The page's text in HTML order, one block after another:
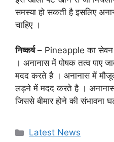
समस्या हो सकती है इसलिए
चाहिए ।
निष्कर्ष– Pineapple का सेवन
। अनानास में पोषक तत्व पाए
मदद करते है । अनानास में मौजूद
लड़ने में मदद करते है । अनानास
जिससे बीमार होने की संभावना
Categories
Latest News